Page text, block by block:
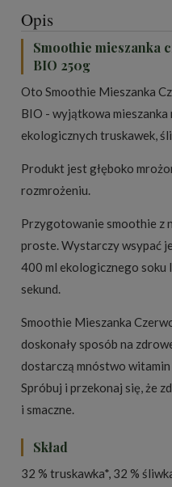
Opis
Smoothie mieszanka
BIO 250g
Oto Smoothie Mieszanka
BIO - wyjątkowa
ekologicznych truskawek,
Produkt jest głęboko
rozmrożeniu.
Przygotowanie smoothie z
proste. Wystarczy wsypać
400 ml ekologicznego soku
sekund.
Smoothie Mieszanka
doskonały sposób na
dostarczą mnóstwo witamin
Spróbuj i przekonaj się, że
i smaczne.
Skład
32 % truskawka*, 32 %